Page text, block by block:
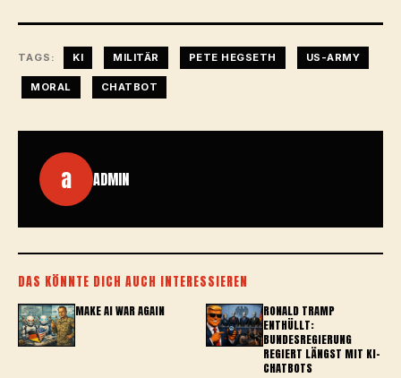
TAGS: KI MILITÄR PETE HEGSETH US-ARMY
MORAL CHATBOT
a ADMIN
DAS KÖNNTE DICH AUCH INTERESSIEREN
MAKE AI WAR AGAIN
RONALD TRAMP
ENTHÜLLT:
BUNDESREGIERUNG
REGIERT LÄNGST MIT KI-
CHATBOTS